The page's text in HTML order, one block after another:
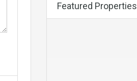
Featured Properties